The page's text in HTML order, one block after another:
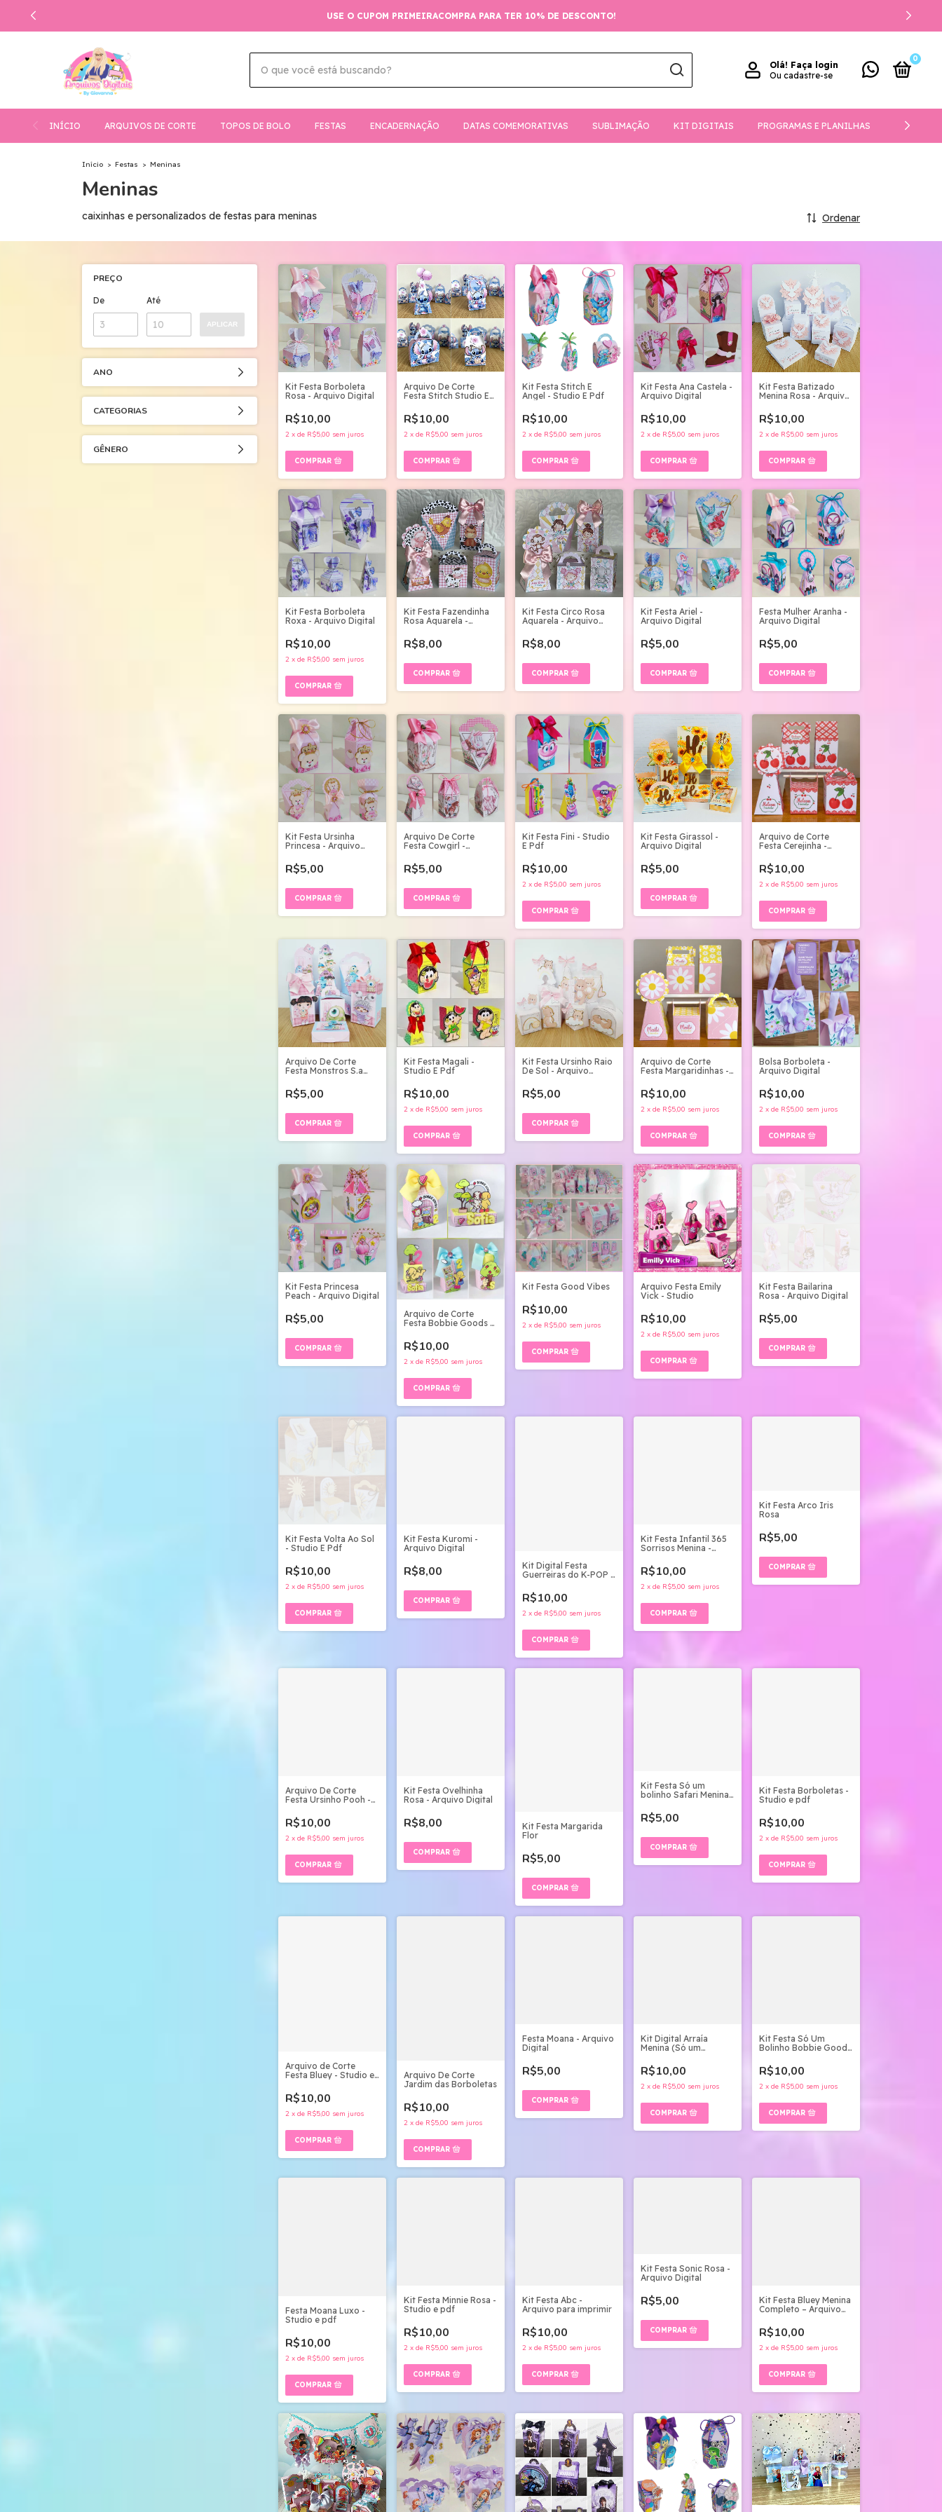
USE O CUPOM PRIMEIRACOMPRA PARA TER 10% DE DESCONTO!
Olá! Faça login
Ou cadastre-se
0
INÍCIO ARQUIVOS DE CORTE TOPOS DE BOLO FESTAS ENCADERNAÇÃO DATAS COMEMORATIVAS SUBLIMAÇÃO KIT DIGITAIS PROGRAMAS E PLANILHAS
Início > Festas > Meninas
Meninas
caixinhas e personalizados de festas para meninas Ordenar
PREÇO
De Até
APLICAR
ANO
CATEGORIAS
GÊNERO
Kit Festa Borboleta
Rosa - Arquivo Digital
R$10,00
2 x de R$5,00 sem juros
Arquivo De Corte
Festa Stitch Studio E
R$10,00
2 x de R$5,00 sem juros
Kit Festa Stitch E
Angel - Studio E Pdf
R$10,00
2 x de R$5,00 sem juros
Kit Festa Ana Castela -
Arquivo Digital
R$10,00
2 x de R$5,00 sem juros
Kit Festa Batizado
Menina Rosa - Arquivo
R$10,00
2 x de R$5,00 sem juros
Kit Festa Borboleta
Roxa - Arquivo Digital
R$10,00
2 x de R$5,00 sem juros
Kit Festa Fazendinha
Rosa Aquarela -
R$8,00
Kit Festa Circo Rosa
Aquarela - Arquivo
R$8,00
Kit Festa Ariel -
Arquivo Digital
R$5,00
Festa Mulher Aranha -
Arquivo Digital
R$5,00
Kit Festa Ursinha
Princesa - Arquivo
R$5,00
Arquivo De Corte
Festa Cowgirl -
R$5,00
Kit Festa Fini - Studio
E Pdf
R$10,00
2 x de R$5,00 sem juros
Kit Festa Girassol -
Arquivo Digital
R$5,00
Arquivo de Corte
Festa Cerejinha -
R$10,00
2 x de R$5,00 sem juros
Arquivo De Corte
Festa Monstros S.a
Digital
R$5,00
Kit Festa Magali -
Studio E Pdf
R$10,00
2 x de R$5,00 sem juros
Kit Festa Ursinho Raio
De Sol - Arquivo
R$5,00
Arquivo de Corte
Festa Margaridinhas -
R$10,00
2 x de R$5,00 sem juros
Bolsa Borboleta -
Arquivo Digital
R$10,00
2 x de R$5,00 sem juros
Kit Festa Princesa
Peach - Arquivo Digital
R$5,00
Arquivo de Corte
Festa Bobbie Goods -
R$10,00
2 x de R$5,00 sem juros
Kit Festa Good Vibes
R$10,00
2 x de R$5,00 sem juros
Arquivo Festa Emily
Vick - Studio
R$10,00
2 x de R$5,00 sem juros
Kit Festa Bailarina
Rosa - Arquivo Digital
R$5,00
Kit Festa Volta Ao Sol
- Studio E Pdf
R$10,00
2 x de R$5,00 sem juros
Kit Festa Kuromi -
Arquivo Digital
R$8,00
Kit Digital Festa
Guerreiras do K-POP -
R$10,00
2 x de R$5,00 sem juros
Kit Festa Infantil 365
Sorrisos Menina -
R$10,00
2 x de R$5,00 sem juros
Kit Festa Arco Iris
Rosa
R$5,00
Arquivo De Corte
Festa Ursinho Pooh -
R$10,00
2 x de R$5,00 sem juros
Kit Festa Ovelhinha
Rosa - Arquivo Digital
R$8,00
Kit Festa Margarida
Flor
R$5,00
Kit Festa Só um
bolinho Safari Menina -
R$5,00
Kit Festa Borboletas -
Studio e pdf
R$10,00
2 x de R$5,00 sem juros
Arquivo de Corte
Festa Bluey - Studio e
R$10,00
2 x de R$5,00 sem juros
Arquivo De Corte
Jardim das Borboletas
R$10,00
2 x de R$5,00 sem juros
Festa Moana - Arquivo
Digital
R$5,00
Kit Digital Arraía
Menina (Só um
DIGITAL
R$10,00
2 x de R$5,00 sem juros
Kit Festa Só Um
Bolinho Bobbie Goods
R$10,00
2 x de R$5,00 sem juros
Festa Moana Luxo -
Studio e pdf
R$10,00
2 x de R$5,00 sem juros
Kit Festa Minnie Rosa -
Studio e pdf
R$10,00
2 x de R$5,00 sem juros
Kit Festa Abc -
Arquivo para imprimir
R$10,00
2 x de R$5,00 sem juros
Kit Festa Sonic Rosa -
Arquivo Digital
R$5,00
Kit Festa Bluey Menina
Completo – Arquivo
PNG
R$10,00
2 x de R$5,00 sem juros